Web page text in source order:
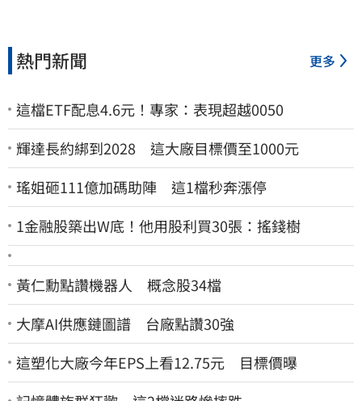
熱門新聞 更多
這檔ETF配息4.6元！專家：表現超越0050
輝達長約綁到2028 這大廠目標價至1000元
瑤姐砸111億加碼助陣 這1檔秒奔漲停
1金融股築出W底！他用股利買30張：搖錢樹
黃仁勳點讚機器人 概念股34檔
大摩AI供應鏈圖譜 台廠點讚30強
這塑化大廠今年EPS上看12.75元 目標價曝